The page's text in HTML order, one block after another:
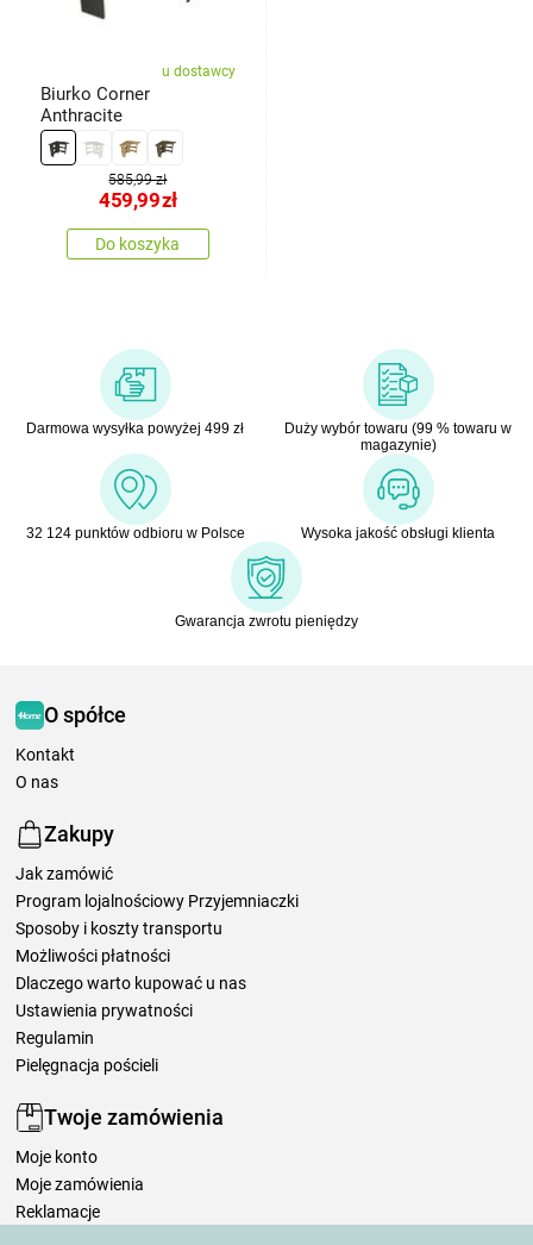
u dostawcy
Biurko Corner
Anthracite
585,99 zł
459,99zł
Do koszyka
Darmowa wysyłka powyżej 499 zł
Duży wybór towaru (99 % towaru w
magazynie)
32 124 punktów odbioru w Polsce Wysoka jakość obsługi klienta
Gwarancja zwrotu pieniędzy
O spółce
Kontakt
O nas
Zakupy
Jak zamówić
Program lojalnościowy Przyjemniaczki
Sposoby i koszty transportu
Możliwości płatności
Dlaczego warto kupować u nas
Ustawienia prywatności
Regulamin
Pielęgnacja pościeli
Twoje zamówienia
Moje konto
Moje zamówienia
Reklamacje